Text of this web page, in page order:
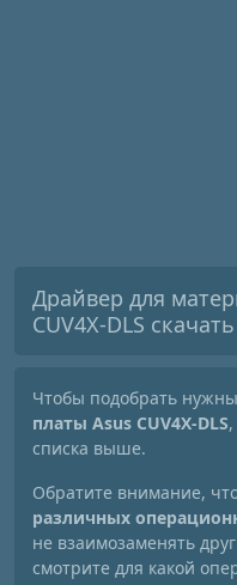
Драйвер для
CUV4X-DLS
Чтобы подобрать
платы Asus CUV4X-DLS
списка выше.
Обратите внимание,
различных
не взаимозаменять
смотрите для какой